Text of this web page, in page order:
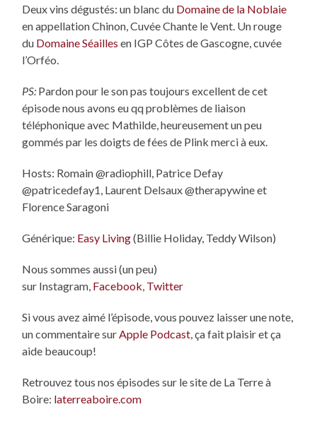
Deux vins dégustés: un blanc du Domaine de la Noblaie
en appellation Chinon, Cuvée Chante le Vent. Un rouge
du Domaine Séailles en IGP Côtes de Gascogne, cuvée
l’Orféo.
PS: Pardon pour le son pas toujours excellent de cet
épisode nous avons eu qq problèmes de liaison
téléphonique avec Mathilde, heureusement un peu
gommés par les doigts de fées de Plink merci à eux.
Hosts: Romain @radiophill, Patrice Defay
@patricedefay1, Laurent Delsaux @therapywine et
Florence Saragoni
Générique: Easy Living(Billie Holiday, Teddy Wilson)
Nous sommes aussi (un peu)
sur Instagram, Facebook Twitter
Si vous avez aimé l’épisode, vous pouvez laisser une note,
un commentaire sur Apple Podcast , ça fait plaisir et ça
aide beaucoup!
Retrouvez tous nos épisodes sur le site de La Terre à
Boire: laterreaboire.com